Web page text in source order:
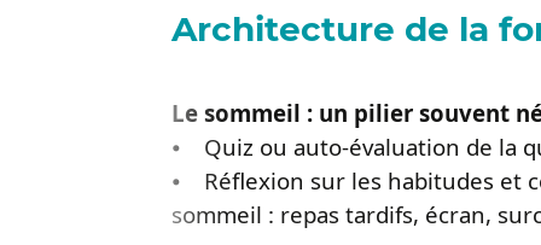
Architecture de la
Le sommeil : un pilier souvent
⦁ Quiz ou auto-évaluation de la
⦁ Réflexion sur les habitudes et
sommeil : repas tardifs, écran,